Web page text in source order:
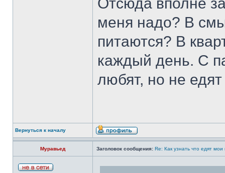
меня надо? В
питаются? В
каждый день. С
любят, но не
Вернуться к началу
Муравьед Заголовок сообщения: Re: Как узнать что едят мои